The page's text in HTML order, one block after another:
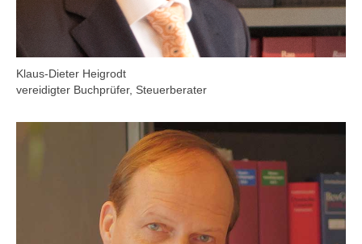
Klaus-Dieter Heigrodt
vereidigter Buchprüfer, Steuerberater